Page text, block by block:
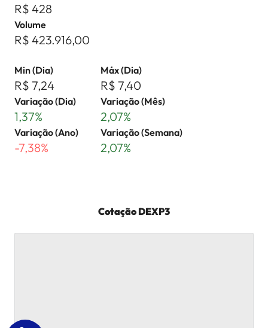
R$ 428
Volume
R$ 423.916,00
Min (Dia)
R$ 7,24
Máx (Dia)
R$ 7,40
Variação (Dia)
1,37%
Variação (Mês)
2,07%
Variação (Ano)
-7,38%
Variação (Semana)
2,07%
CotaçãoDEXP3